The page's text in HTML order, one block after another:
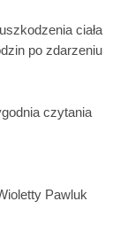
ciała
po zdarzeniu
czytania
Pawluk